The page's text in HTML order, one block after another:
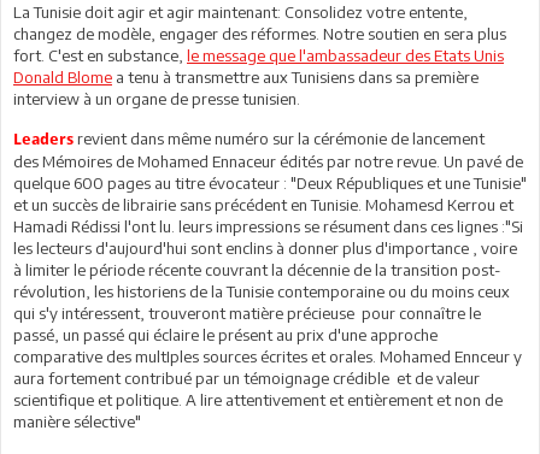
La Tunisie doit agir et agir maintenant: Consolidez votre entente,
changez de modèle, engager des réformes. Notre soutien en sera plus
fort. C'est en substance, le message que l'ambassadeur des Etats Unis
Donald Blome a tenu à transmettre aux Tunisiens dans sa première
interview à un organe de presse tunisien.
Leaders revient dans même numéro sur la cérémonie de lancement
des Mémoires de Mohamed Ennaceur édités par notre revue. Un pavé de
quelque 600 pages au titre évocateur : "Deux Républiques et une Tunisie"
et un succès de librairie sans précédent en Tunisie. Mohamesd Kerrou et
Hamadi Rédissi l'ont lu. leurs impressions se résument dans ces lignes :"Si
les lecteurs d'aujourd'hui sont enclins à donner plus d'importance , voire
à limiter le période récente couvrant la décennie de la transition post-
révolution, les historiens de la Tunisie contemporaine ou du moins ceux
qui s'y intéressent, trouveront matière précieuse pour connaître le
passé, un passé qui éclaire le présent au prix d'une approche
comparative des multIples sources écrites et orales. Mohamed Ennceur y
aura fortement contribué par un témoignage crédible et de valeur
scientifique et politique. A lire attentivement et entièrement et non de
manière sélective"